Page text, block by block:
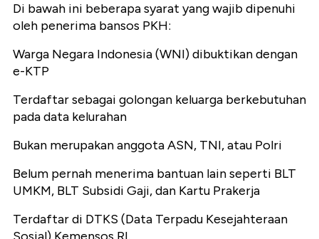
Di bawah ini beberapa syarat yang wajib dipenuhi
oleh penerima bansos PKH:
Warga Negara Indonesia (WNI) dibuktikan dengan
e-KTP
Terdaftar sebagai golongan keluarga berkebutuhan
pada data kelurahan
Bukan merupakan anggota ASN, TNI, atau Polri
Belum pernah menerima bantuan lain seperti BLT
UMKM, BLT Subsidi Gaji, dan Kartu Prakerja
Terdaftar di DTKS (Data Terpadu Kesejahteraan